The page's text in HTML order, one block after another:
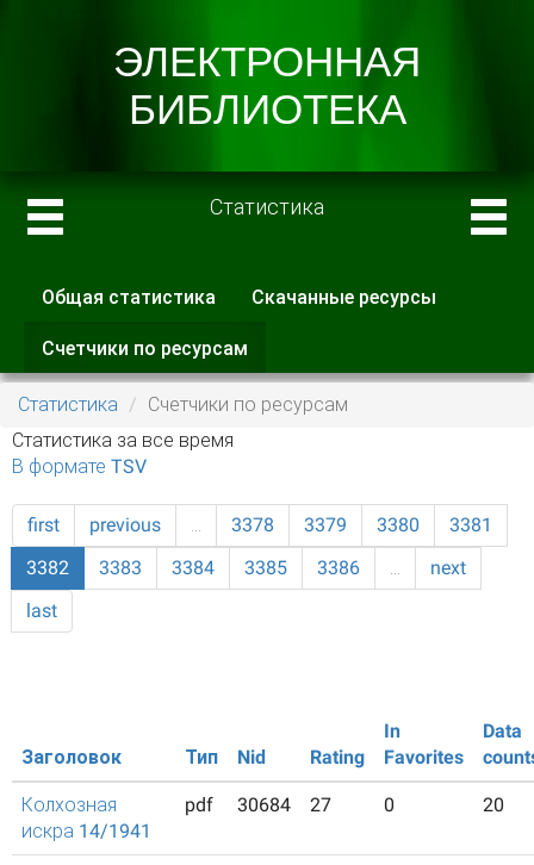
Статистика
Главные вкладки
Общая статистика Скачанные ресурсы
Счетчики по ресурсам
вкладка)
Статистика
Счетчики по ресурсам
Статистика за все время
В формате TSV
first previous … 3378 3379 3380
3381
3382
3383 3384 3385 3386 …
next
last
Заголовок Тип Nid Rating
In
Favorites
Data
Колхозная
искра 14/1941
pdf 30684 27 0 20